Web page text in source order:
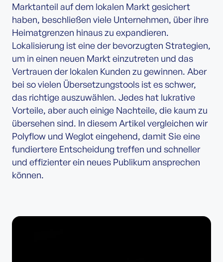
Marktanteil auf dem lokalen Markt gesichert
haben, beschließen viele Unternehmen, über ihre
Heimatgrenzen hinaus zu expandieren.
Lokalisierung ist eine der bevorzugten Strategien,
um in einen neuen Markt einzutreten und das
Vertrauen der lokalen Kunden zu gewinnen. Aber
bei so vielen Übersetzungstools ist es schwer,
das richtige auszuwählen. Jedes hat lukrative
Vorteile, aber auch einige Nachteile, die kaum zu
übersehen sind. In diesem Artikel vergleichen wir
Polyflow und Weglot eingehend, damit Sie eine
fundiertere Entscheidung treffen und schneller
und effizienter ein neues Publikum ansprechen
können.